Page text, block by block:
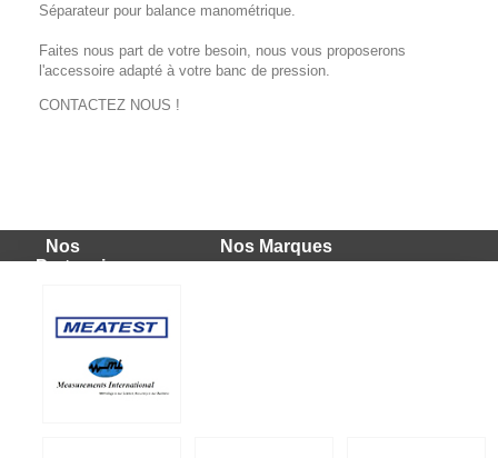
Séparateur pour balance manométrique.
Faites nous part de votre besoin, nous vous proposerons
l'accessoire adapté à votre banc de pression.
CONTACTEZ NOUS !
Nos
Partenaires
Nos Marques